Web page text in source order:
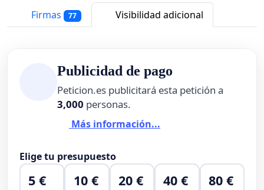
Firmas 77 Visibilidad adicional
Publicidad de pago
Peticion.es publicitará esta petición a
3,000 personas.
Más información...
Elige tu presupuesto
5 € 10 € 20 € 40 € 80 €